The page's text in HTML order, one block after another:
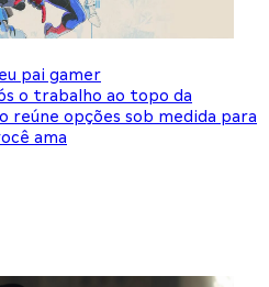
pai gamer
o trabalho ao topo da
reúne opções sob medida para
ama